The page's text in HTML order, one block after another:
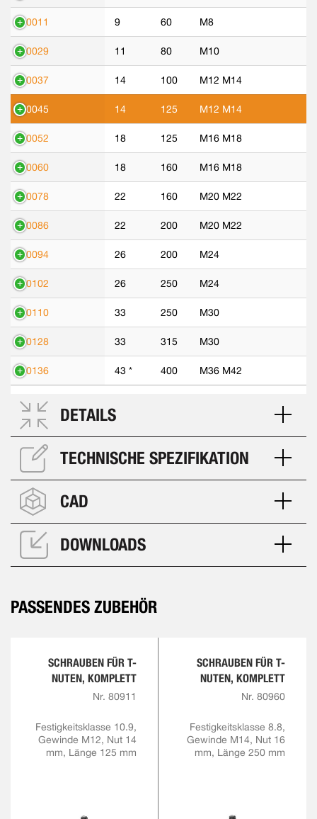
70011 9 60 M8
70029 11 80 M10
70037 14 100 M12 M14
70045 14 125 M12 M14
70052 18 125 M16 M18
70060 18 160 M16 M18
70078 22 160 M20 M22
70086 22 200 M20 M22
70094 26 200 M24
70102 26 250 M24
70110 33 250 M30
70128 33 315 M30
70136 43 * 400 M36 M42
DETAILS
TECHNISCHE SPEZIFIKATION
CAD
DOWNLOADS
PASSENDES ZUBEHÖR
SCHRAUBEN FÜR T-
NUTEN, KOMPLETT
Nr. 80911
Festigkeitsklasse 10.9,
Gewinde M12, Nut 14
mm, Länge 125 mm
SCHRAUBEN FÜR T-
NUTEN, KOMPLETT
Nr. 80960
Festigkeitsklasse 8.8,
Gewinde M14, Nut 16
mm, Länge 250 mm